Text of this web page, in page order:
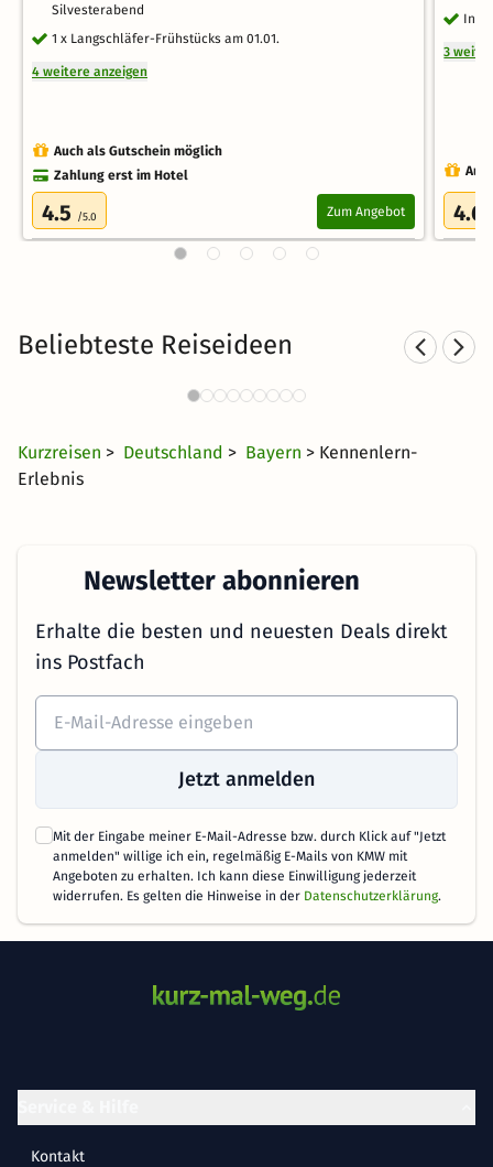
Silvesterabend
1 x Langschläfer-Frühstücks am 01.01.
4 weitere anzeigen
Auch als Gutschein möglich
Zahlung erst im Hotel
4.5 /5.0 Zum Angebot
3
4.6
Beliebteste Reiseideen
Wellnesshotels in Franken
477 Angebote
Kurzreisen > Deutschland > Bayern > Kennenlern-
Erlebnis
Newsletter abonnieren
Erhalte die besten und neuesten Deals direkt
ins Postfach
Jetzt anmelden
Mit der Eingabe meiner E-Mail-Adresse bzw. durch Klick auf "Jetzt
anmelden" willige ich ein, regelmäßig E-Mails von KMW mit
Angeboten zu erhalten. Ich kann diese Einwilligung jederzeit
widerrufen. Es gelten die Hinweise in der Datenschutzerklärung.
Kontakt